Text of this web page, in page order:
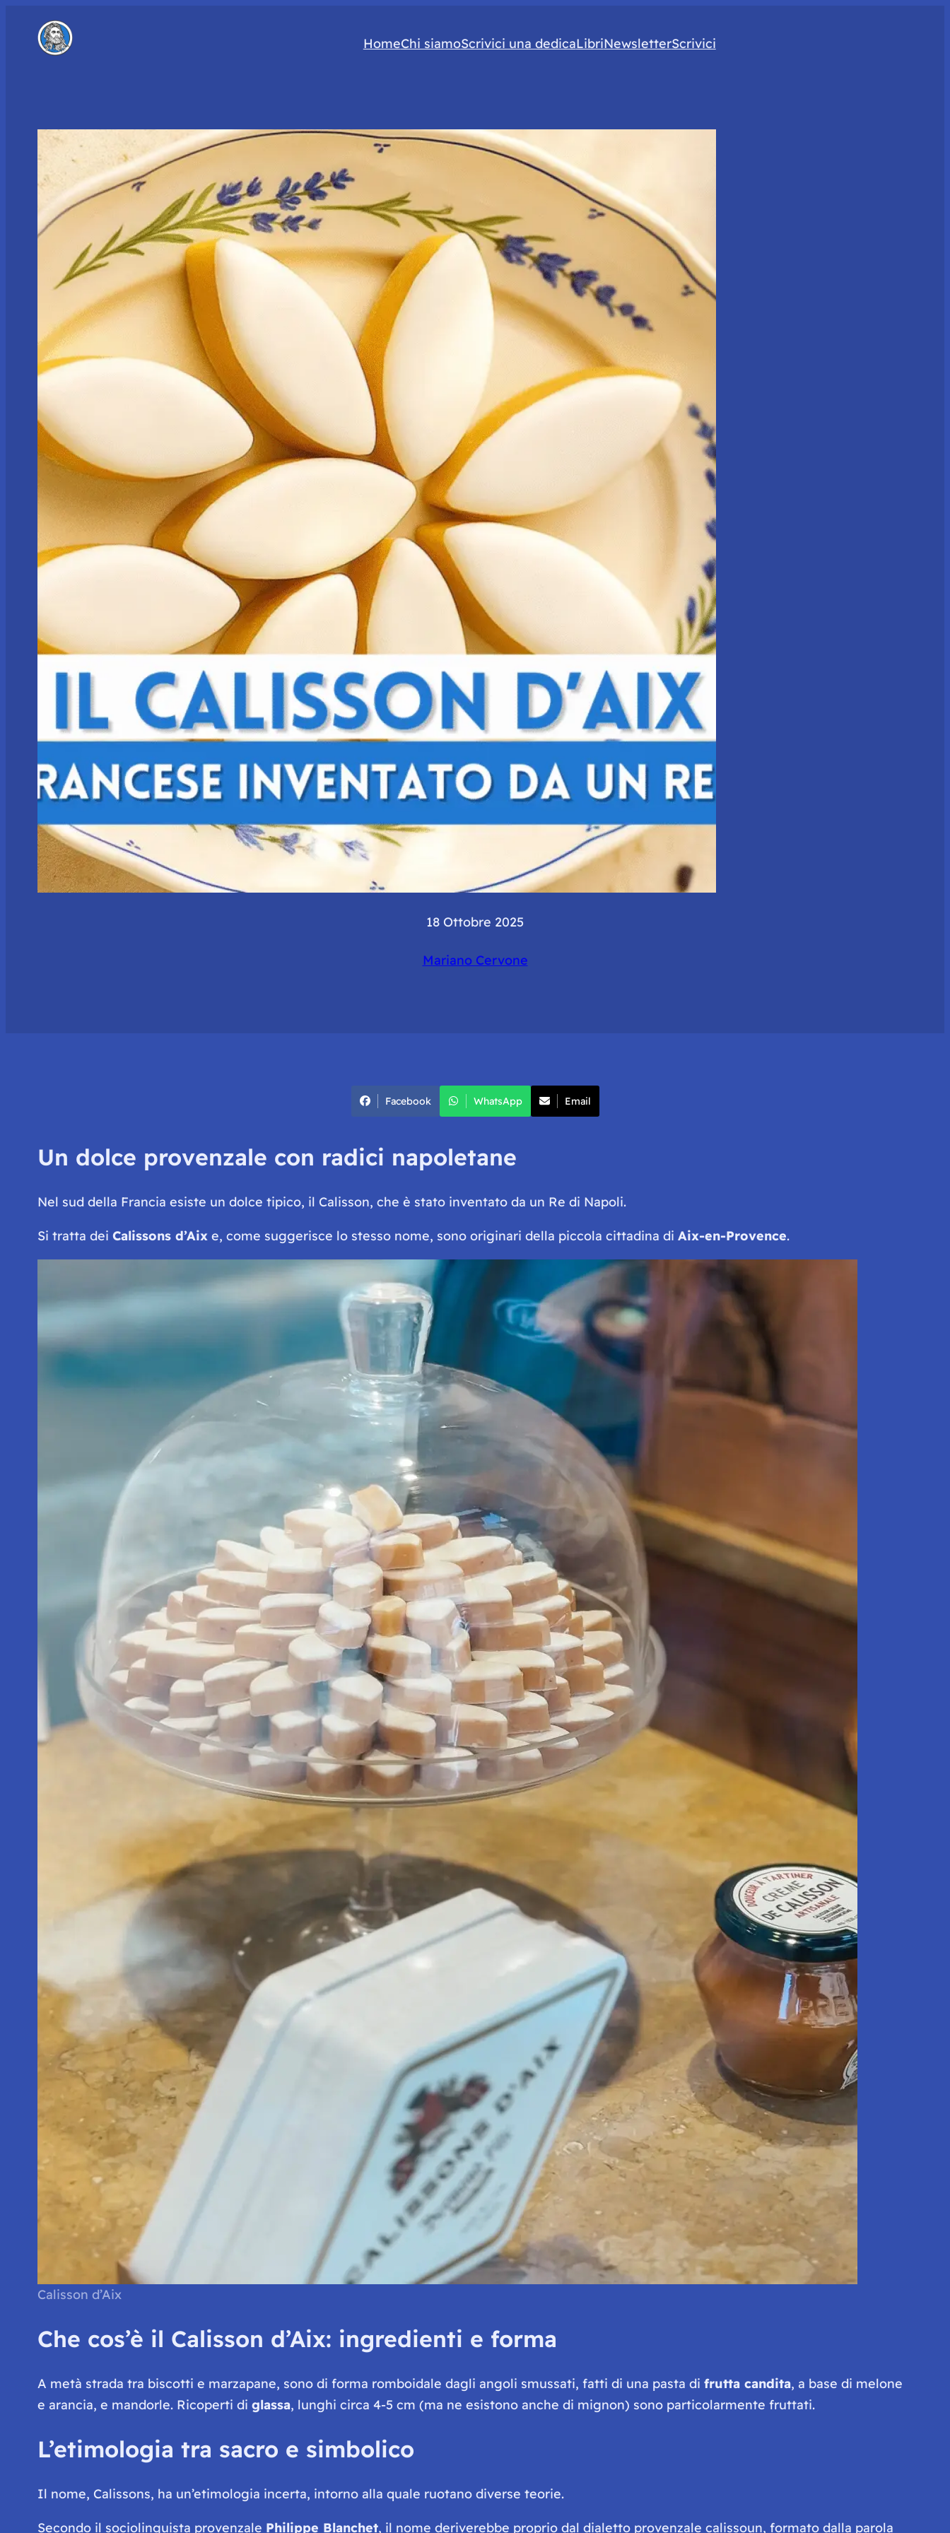
HomeChi siamoScrivici una dedicaLibriNewsletterScrivici
18 Ottobre 2025
Mariano Cervone
Facebook WhatsApp Email
Un dolce provenzale con radici napoletane
Nel sud della Francia esiste un dolce tipico, il Calisson, che è stato inventato da un Re di Napoli.
Si tratta dei Calissons d’Aixe, come suggerisce lo stesso nome, sono originari della piccola cittadina di Aix-en-Provence.
Calisson d’Aix
Che cos’è il Calisson d’Aix: ingredienti e forma
A metà strada tra biscotti e marzapane, sono di forma romboidale dagli angoli smussati, fatti di una pasta di frutta candita, a base di melone
e arancia, e mandorle. Ricoperti di glassa, lunghi circa 4-5 cm (ma ne esistono anche di mignon) sono particolarmente fruttati.
L’etimologia tra sacro e simbolico
Il nome, Calissons, ha un’etimologia incerta, intorno alla quale ruotano diverse teorie.
Secondo il sociolinguista provenzale Philippe Blanchet, il nome deriverebbe proprio dal dialetto provenzale calissoun, formato dalla parola